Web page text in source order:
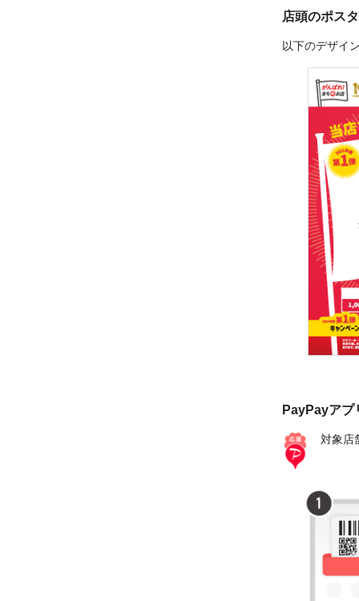
店頭のポス
以下のデザイ
PayPayアプ
対象店